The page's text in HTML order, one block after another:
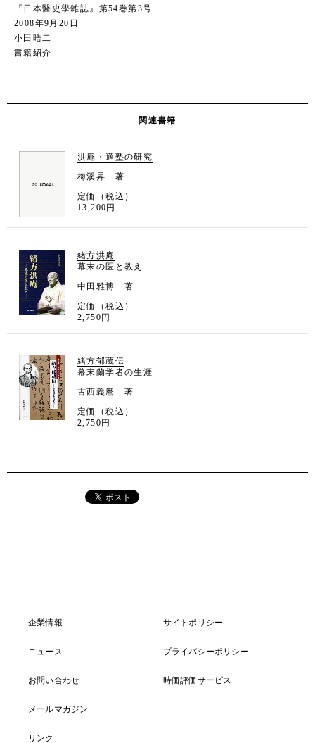
『日本醫史學雑誌』第54巻第3号
2008年9月20日
小田晧二
書籍紹介
関連書籍
洪庵・適塾の研究
梅溪昇 著
定価（税込）
13,200円
緒方洪庵
幕末の医と教え
中田雅博 著
定価（税込）
2,750円
緒方郁蔵伝
幕末蘭学者の生涯
古西義麿 著
定価（税込）
2,750円
企業情報
ニュース
お問い合わせ
メールマガジン
リンク
サイトポリシー
プライバシーポリシー
時価評価サービス